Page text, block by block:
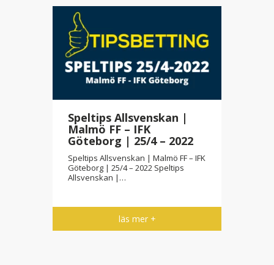
Speltips Allsvenskan |
Malmö FF – IFK
Göteborg | 25/4 – 2022
Speltips Allsvenskan | Malmö FF – IFK
Göteborg | 25/4 – 2022 Speltips
Allsvenskan |…
läs mer +